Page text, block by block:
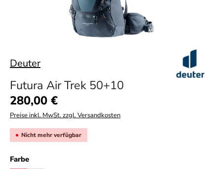
Deuter
Futura Air Trek 50+10
Regulärer Preis:
280,00 €
Preise inkl. MwSt. zzgl. Versandkosten
Nicht mehr verfügbar
Farbeauswählen